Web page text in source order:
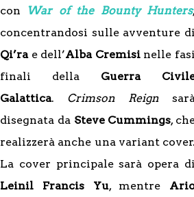
con War of the Bounty Hunters
concentrandosi sulle avventure di
Qi’rae dell’Alba Cremisinelle fasi
finali della Guerra
Galattica. Crimson Reign
disegnata da Steve Cummings,
realizzerà anche una variant cover.
La cover principale sarà opera di
Leinil Francis Yu, mentre